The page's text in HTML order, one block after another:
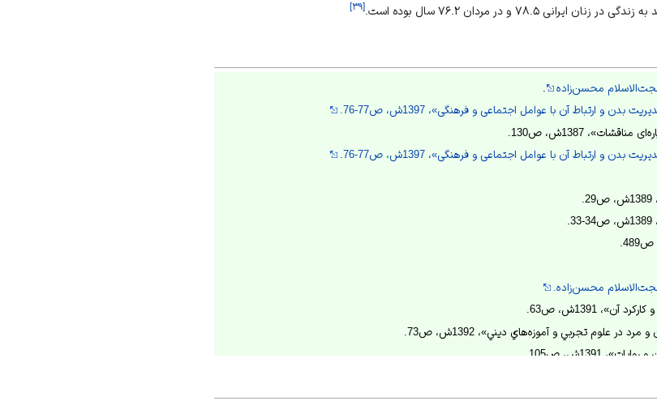
[۳۹]
محسن‌زاده
.
و ارتباط آن با عوامل اجتماعی و فرهنگی»، 1397ش، ص77-76.
1387ش، ص130.
و ارتباط آن با عوامل اجتماعی و فرهنگی»، 1397ش، ص77-76.
محسن‌زاده.
1391ش، ص63.
علوم تجربي و آموزه‌هاي ديني»، 1392ش، ص73.
1391ش، ص105.
علوم تجربي و آموزه‌هاي ديني»، 1392ش، ص75.